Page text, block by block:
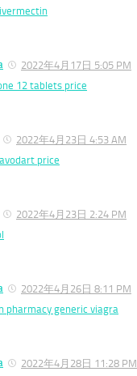
2022年4月17日 5:05 PM
12 tablets price
2022年4月23日 4:53 AM
price
2022年4月23日 2:24 PM
2022年4月26日 8:11 PM
pharmacy generic viagra
2022年4月28日 11:28 PM